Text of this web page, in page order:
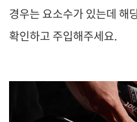
경우는 요소수가 있는데 해
확인하고 주입해주세요.